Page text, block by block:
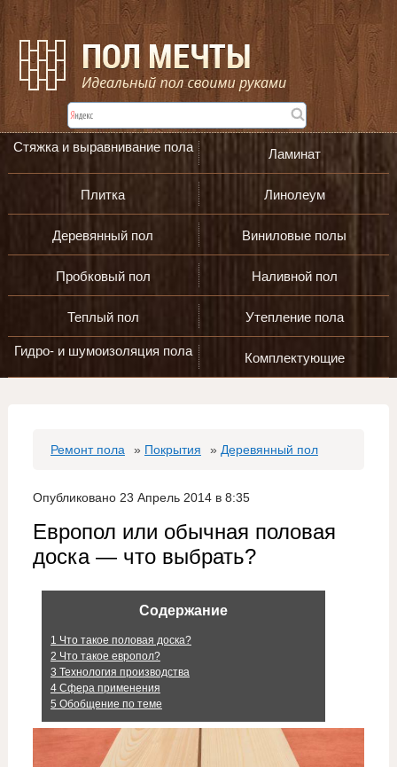
Стяжка и выравнивание пола Ламинат
Плитка Линолеум
Деревянный пол Виниловые полы
Пробковый пол Наливной пол
Теплый пол Утепление пола
Гидро- и шумоизоляция пола Комплектующие
Ремонт пола » Покрытия » Деревянный пол
Опубликовано 23 Апрель 2014 в 8:35
Европол или обычная половая
доска — что выбрать?
Содержание
1 Что такое половая доска?
2 Что такое европол?
3 Технология производства
4Сфера применения
5 Обобщение по теме